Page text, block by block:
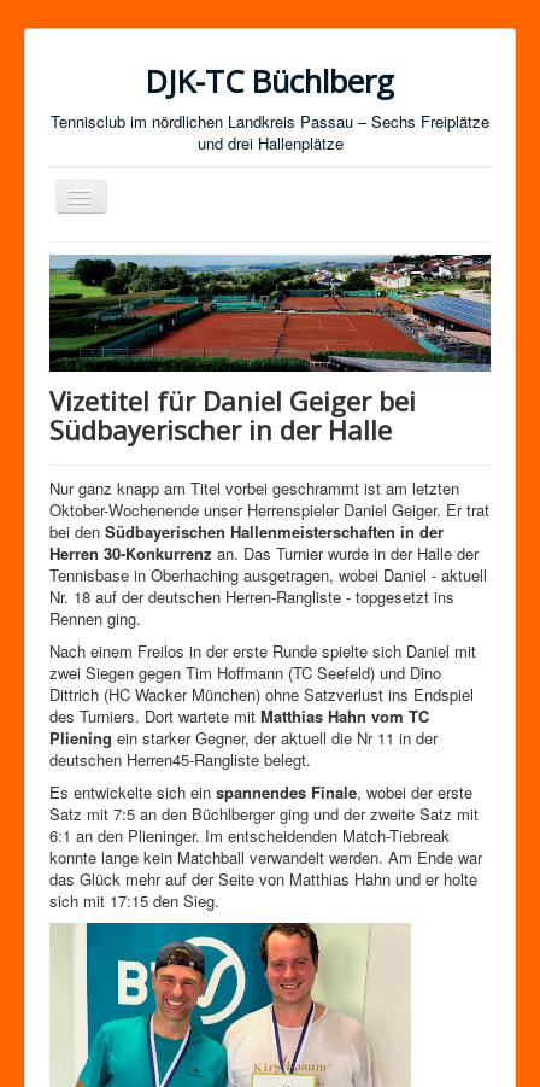
DJK-TC Büchlberg
Tennisclub im nördlichen Landkreis Passau – Sechs Freiplätze
und drei Hallenplätze
Navigation
an/aus
News
Termine
Mitgliedschaft / Kurse
Newsletter-Anmeldung
Mannschaften
Impressum
Zutrittskontrolle
Förderverein
Vizetitel für Daniel Geiger bei
Südbayerischer in der Halle
Nur ganz knapp am Titel vorbei geschrammt ist am letzten
Oktober-Wochenende unser Herrenspieler Daniel Geiger. Er trat
bei den Südbayerischen Hallenmeisterschaften in der
Herren 30-Konkurrenz an. Das Turnier wurde in der Halle der
Tennisbase in Oberhaching ausgetragen, wobei Daniel - aktuell
Nr. 18 auf der deutschen Herren-Rangliste - topgesetzt ins
Rennen ging.
Nach einem Freilos in der erste Runde spielte sich Daniel mit
zwei Siegen gegen Tim Hoffmann (TC Seefeld) und Dino
Dittrich (HC Wacker München) ohne Satzverlust ins Endspiel
des Turniers. Dort wartete mit Matthias Hahn vom TC
Pliening ein starker Gegner, der aktuell die Nr 11 in der
deutschen Herren45-Rangliste belegt.
Es entwickelte sich ein spannendes Finale, wobei der erste
Satz mit 7:5 an den Büchlberger ging und der zweite Satz mit
6:1 an den Plieninger. Im entscheidenden Match-Tiebreak
konnte lange kein Matchball verwandelt werden. Am Ende war
das Glück mehr auf der Seite von Matthias Hahn und er holte
sich mit 17:15 den Sieg.